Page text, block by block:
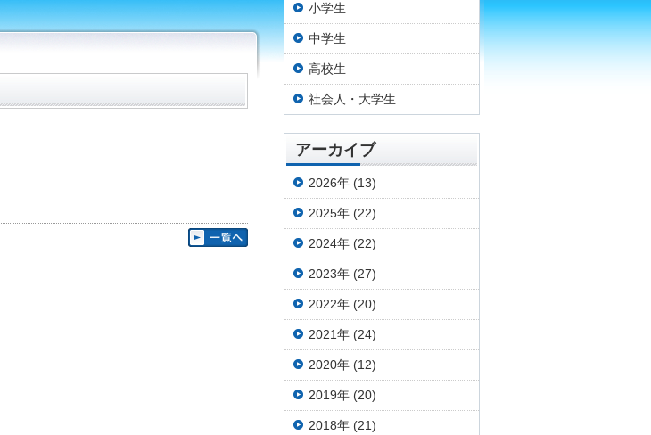
小学生
中学生
高校生
社会人・大学生
アーカイブ
2026年 (13)
2025年 (22)
2024年 (22)
2023年 (27)
2022年 (20)
2021年 (24)
2020年 (12)
2019年 (20)
2018年 (21)